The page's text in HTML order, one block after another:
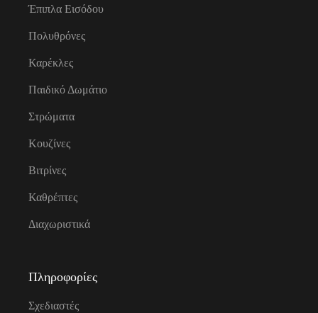
Έπιπλα Εισόδου
Πολυθρόνες
Καρέκλες
Παιδικό Δωμάτιο
Στρώματα
Κουζίνες
Βιτρίνες
Καθρέπτες
Διαχωριστικά
Πληροφορίες
Σχεδιαστές